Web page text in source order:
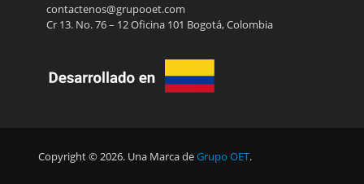
contactenos@grupooet.com
Cr 13. No. 76 – 12 Oficina 101 Bogotá, Colombia
Copyright © 2026. Una Marca deGrupo OET.